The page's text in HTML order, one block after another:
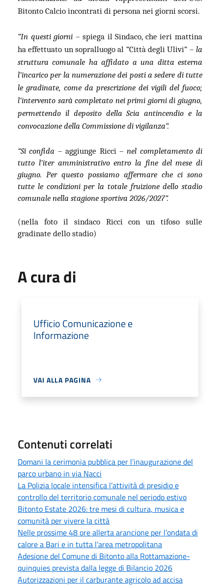
Bitonto Calcio incontrati di persona nei giorni scorsi.
“In questi giorni – spiega il Sindaco, che ieri mattina
ha effettuato un sopralluogo al “Città degli Ulivi” – la
struttura comunale ha affidato a una ditta esterna
l’incarico per la numerazione dei posti a sedere di tutte
le gradinate, come da prescrizione dei vigili del fuoco;
l’intervento sarà completato nei primi giorni di giugno,
permettendo il deposito della Scia antincendio e la
convocazione della Commissione di vigilanza”.
“Si confida – aggiunge Ricci –nel completamento di
tutto l’iter amministrativo entro la fine del mese di
giugno. Per questo possiamo affermare che ci sono
tutte le condizioni per la totale fruizione dello stadio
comunale nella stagione sportiva 2026/2027”.
(nella foto il sindaco Ricci con un tifoso sulle
gradinate dello stadio)
A cura di
Ufficio Comunicazione e
Informazione
VAI ALLA PAGINA
Contenuti correlati
Domani la cerimonia pubblica per l’inaugurazione del
parco urbano in via Nacci
La Polizia locale intensifica l’attività di presidio e
controllo del territorio comunale nel periodo estivo
Bitonto Estate 2026: tre mesi di cultura, musica e
comunità per vivere la città
Nelle prossime 48 ore allerta arancione per l’ondata di
calore a Bari e in tutta l’area metropolitana
Adesione del Comune di Bitonto alla Rottamazione-
quinquies prevista dalla legge di Bilancio 2026
Autorizzazioni per il carburante agricolo ad accisa